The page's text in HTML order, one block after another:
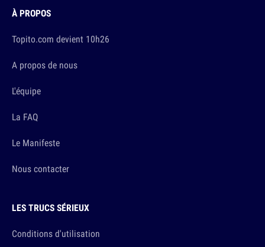
À PROPOS
Topito.com devient 10h26
A propos de nous
L'équipe
La FAQ
Le Manifeste
Nous contacter
LES TRUCS SÉRIEUX
Conditions d'utilisation